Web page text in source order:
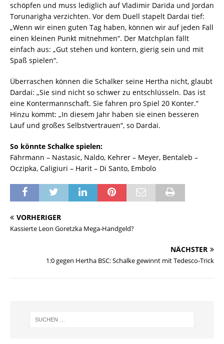
schöpfen und muss lediglich auf Vladimir Darida und Jordan
Torunarigha verzichten. Vor dem Duell stapelt Dardai tief:
„Wenn wir einen guten Tag haben, können wir auf jeden Fall
einen kleinen Punkt mitnehmen“. Der Matchplan fällt
einfach aus: „Gut stehen und kontern, gierig sein und mit
Spaß spielen“.
Überraschen können die Schalker seine Hertha nicht, glaubt
Dardai: „Sie sind nicht so schwer zu entschlüsseln. Das ist
eine Kontermannschaft. Sie fahren pro Spiel 20 Konter.“
Hinzu kommt: „In diesem Jahr haben sie einen besseren
Lauf und großes Selbstvertrauen“, so Dardai.
So könnte Schalke spielen:
Fährmann – Nastasic, Naldo, Kehrer – Meyer, Bentaleb –
Oczipka, Caligiuri – Harit – Di Santo, Embolo
VORHERIGER
Kassierte Leon Goretzka Mega-Handgeld?
NÄCHSTER
1:0 gegen Hertha BSC: Schalke gewinnt mit Tedesco-Trick